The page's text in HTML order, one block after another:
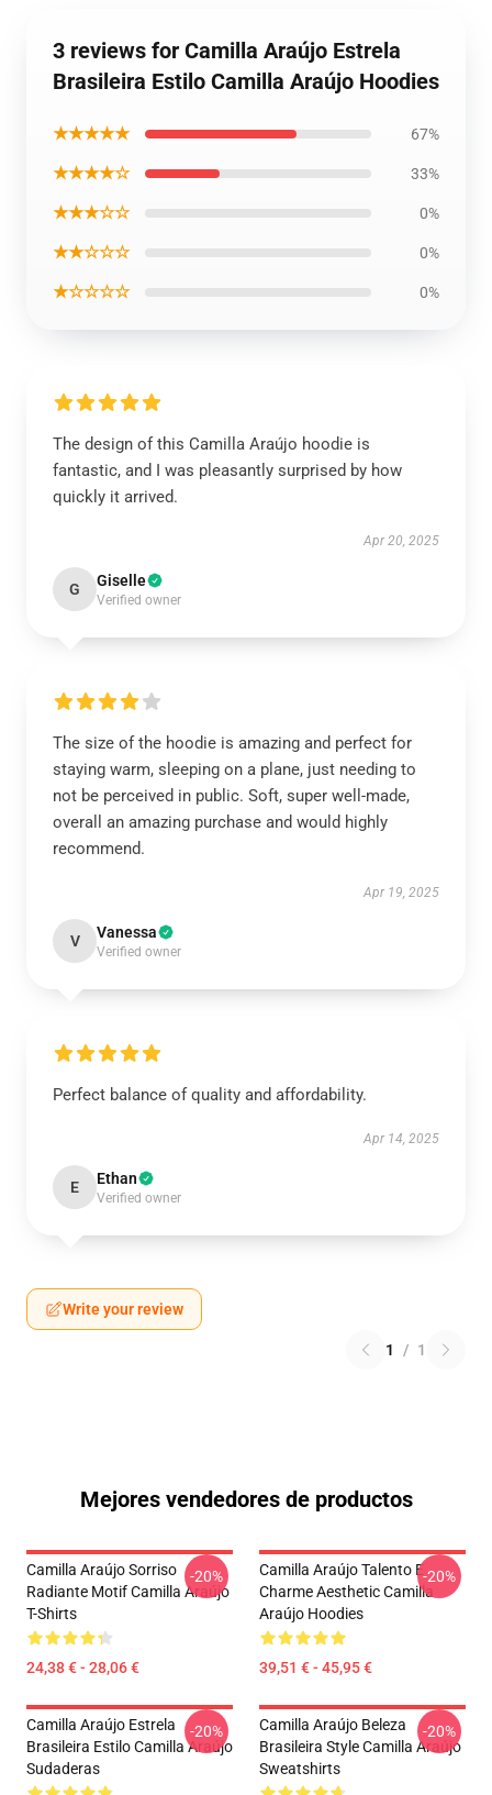
3 reviews for Camilla Araújo Estrela
Brasileira Estilo Camilla Araújo Hoodies
★★★★★ 67%
★★★★☆ 33%
★★★☆☆ 0%
★★☆☆☆ 0%
★☆☆☆☆ 0%
The design of this Camilla Araújo hoodie is
fantastic, and I was pleasantly surprised by how
quickly it arrived.
Apr 20, 2025
G Giselle
Verified owner
The size of the hoodie is amazing and perfect for
staying warm, sleeping on a plane, just needing to
not be perceived in public. Soft, super well-made,
overall an amazing purchase and would highly
recommend.
Apr 19, 2025
V Vanessa
Verified owner
Perfect balance of quality and affordability.
Apr 14, 2025
E Ethan
Verified owner
Write your review
1 / 1
Mejores vendedores de productos
Camilla Araújo Sorriso
Radiante Motif Camilla Araújo
T-Shirts
24,38 € - 28,06 €
-20%
Camilla Araújo Talento E
Charme Aesthetic Camilla
Araújo Hoodies
39,51 € - 45,95 €
-20%
Camilla Araújo Estrela
Brasileira Estilo Camilla Araújo
Sudaderas
-20%
Camilla Araújo Beleza
Brasileira Style Camilla Araújo
Sweatshirts
-20%